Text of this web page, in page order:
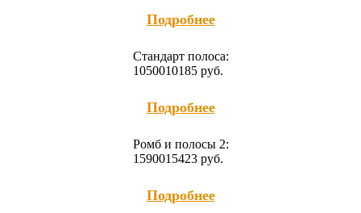
Подробнее
Cтандарт полоса:
1050010185руб.
Подробнее
Ромб и полосы 2:
1590015423руб.
Подробнее